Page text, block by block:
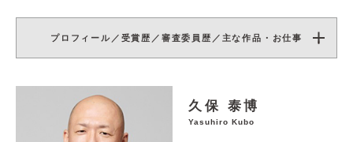
プロフィール／受賞歴／審査委員歴／主な作品・お仕事
久保 泰博
Yasuhiro Kubo